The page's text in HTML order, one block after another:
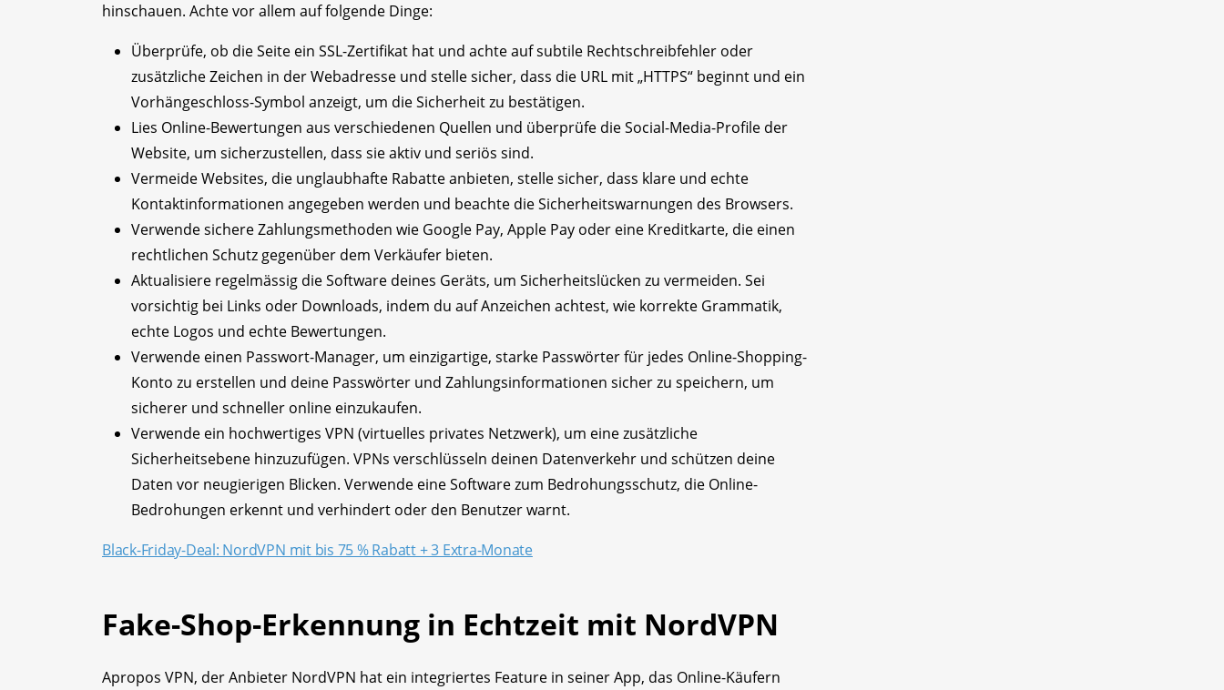
hinschauen. Achte vor allem auf folgende Dinge:
Überprüfe, ob die Seite ein SSL-Zertifikat hat und achte auf subtile Rechtschreibfehler oder
zusätzliche Zeichen in der Webadresse und stelle sicher, dass die URL mit „HTTPS“ beginnt und ein
Vorhängeschloss-Symbol anzeigt, um die Sicherheit zu bestätigen.
Lies Online-Bewertungen aus verschiedenen Quellen und überprüfe die Social-Media-Profile der
Website, um sicherzustellen, dass sie aktiv und seriös sind.
Vermeide Websites, die unglaubhafte Rabatte anbieten, stelle sicher, dass klare und echte
Kontaktinformationen angegeben werden und beachte die Sicherheitswarnungen des Browsers.
Verwende sichere Zahlungsmethoden wie Google Pay, Apple Pay oder eine Kreditkarte, die einen
rechtlichen Schutz gegenüber dem Verkäufer bieten.
Aktualisiere regelmässig die Software deines Geräts, um Sicherheitslücken zu vermeiden. Sei
vorsichtig bei Links oder Downloads, indem du auf Anzeichen achtest, wie korrekte Grammatik,
echte Logos und echte Bewertungen.
Verwende einen Passwort-Manager, um einzigartige, starke Passwörter für jedes Online-Shopping-
Konto zu erstellen und deine Passwörter und Zahlungsinformationen sicher zu speichern, um
sicherer und schneller online einzukaufen.
Verwende ein hochwertiges VPN (virtuelles privates Netzwerk), um eine zusätzliche
Sicherheitsebene hinzuzufügen. VPNs verschlüsseln deinen Datenverkehr und schützen deine
Daten vor neugierigen Blicken. Verwende eine Software zum Bedrohungsschutz, die Online-
Bedrohungen erkennt und verhindert oder den Benutzer warnt.
Black-Friday-Deal: NordVPN mit bis 75 % Rabatt + 3 Extra-Monate
Fake-Shop-Erkennung in Echtzeit mit NordVPN
Apropos VPN, der Anbieter NordVPN hat ein integriertes Feature in seiner App, das Online-Käufern